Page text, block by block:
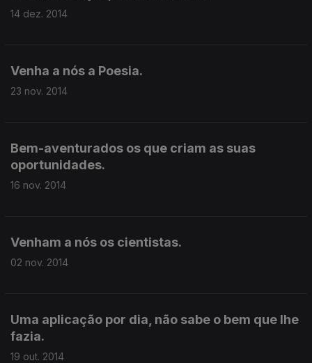
14 dez. 2014
Venha a nós a Poesia.
23 nov. 2014
Bem-aventurados os que criam as suas
oportunidades.
16 nov. 2014
Venham a nós os cientistas.
02 nov. 2014
Uma aplicação por dia, não sabe o bem que lhe
fazia.
19 out. 2014